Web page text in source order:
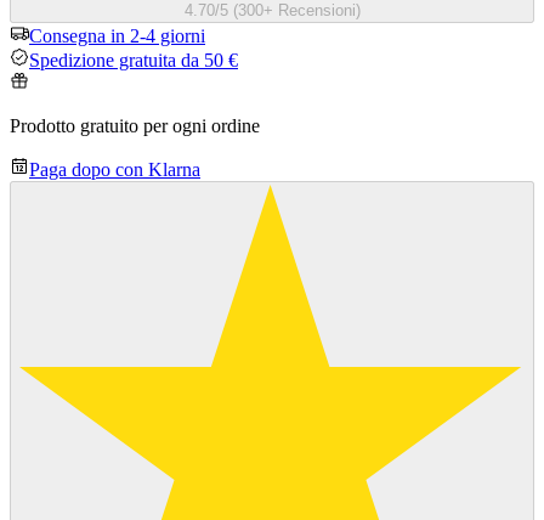
4.70/5 (300+ Recensioni)
Consegna in 2-4 giorni
Spedizione gratuita da 50 €
Prodotto gratuito per ogni ordine
Paga dopo con Klarna